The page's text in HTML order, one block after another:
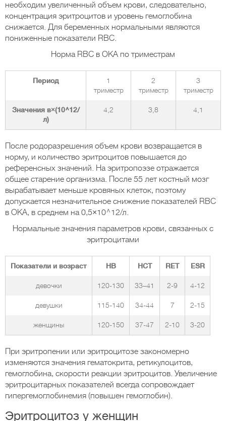
необходим увеличенный объем крови, следовательно,
концентрация эритроцитов и уровень гемоглобина
снижается. Для беременных нормальными являются
пониженные показатели RBC.
Норма RBC в ОКА по триместрам
Период
1
триместр
2
триместр
3
триместр
Значения в×(10^12/
л)
4,2 3,8 4,1
После родоразрешения объем крови возвращается в
норму, и количество эритроцитов повышается до
референсных значений. На эритропоэзе отражается
общее старение организма. После 55 лет костный мозг
вырабатывает меньше кровяных клеток, поэтому
допускается незначительное снижение показателей RBC
в ОКА, в среднем на 0,5×10^12/л.
Нормальные значения параметров крови, связанных с
эритроцитами
Показатели и возраст НВ HCT RET ESR
девочки 120-130 33–41 2-9 4-12
девушки 115-140 34-44 7 2-15
женщины 120-150 37-47 2-10 3-20
При эритропении или эритроцитозе закономерно
изменяются значения гематокрита, ретикулоцитов,
гемоглобина, скорости реакции эритроцитов. Увеличение
эритроцитарных показателей всегда сопровождает
гипергемоглобинемия (повышен гемоглобин).
Эритроцитоз у женщин